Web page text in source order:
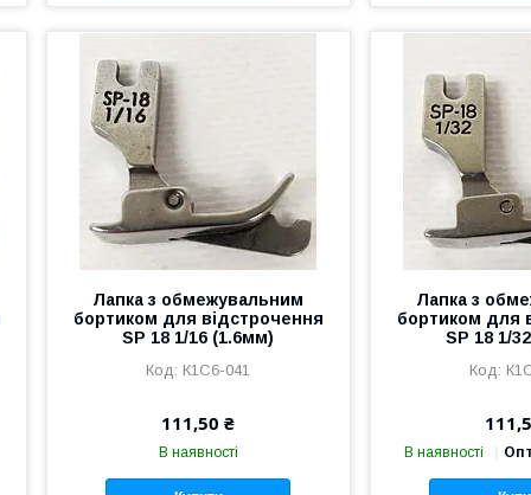
Лапка з обмежувальним
бортиком для відстрочення
SP 18 1/16 (1.6мм)
К1С6-041
111,50 ₴
В наявності
Лапка з
бортиком для
SP 18 1/
В наявності